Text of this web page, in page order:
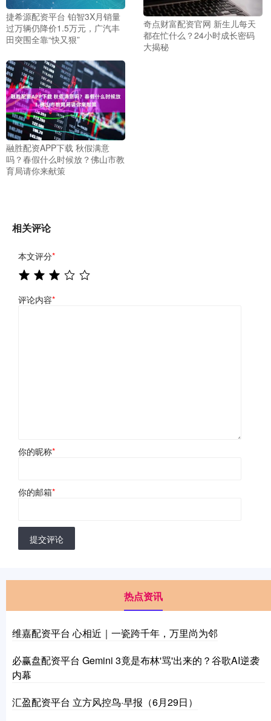
捷希源配资平台 铂智3X月销量
过万辆仍降价1.5万元，广汽丰
田突围全靠“快又狠”
奇点财富配资官网 新生儿每天
都在忙什么？24小时成长密码
大揭秘
融胜配资APP下载 秋假满意
吗？春假什么时候放？佛山市教
育局请你来献策
相关评论
本文评分*
评论内容*
你的昵称*
你的邮箱*
提交评论
热点资讯
维嘉配资平台 心相近｜一瓷跨千年，万里尚为邻
必赢盘配资平台 Gemini 3竟是布林'骂'出来的？谷歌AI逆袭
内幕
汇盈配资平台 立方风控鸟·早报（6月29日）